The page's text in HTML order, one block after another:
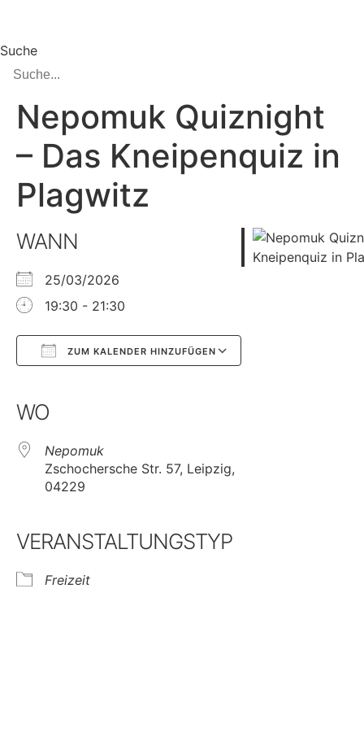
springen
Suche
Nepomuk Quiznight
– Das Kneipenquiz in
Plagwitz
WANN
25/03/2026
19:30 - 21:30
ZUM KALENDER HINZUFÜGEN
WO
Nepomuk
Zschochersche Str. 57, Leipzig,
04229
VERANSTALTUNGSTYP
Freizeit